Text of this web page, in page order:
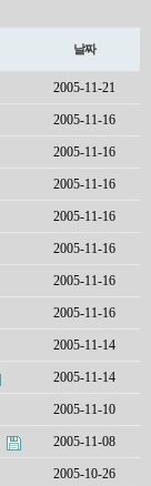
날짜
2005-11-21
2005-11-16
2005-11-16
2005-11-16
2005-11-16
2005-11-16
2005-11-16
2005-11-16
2005-11-14
2005-11-14
2005-11-10
2005-11-08
2005-10-26